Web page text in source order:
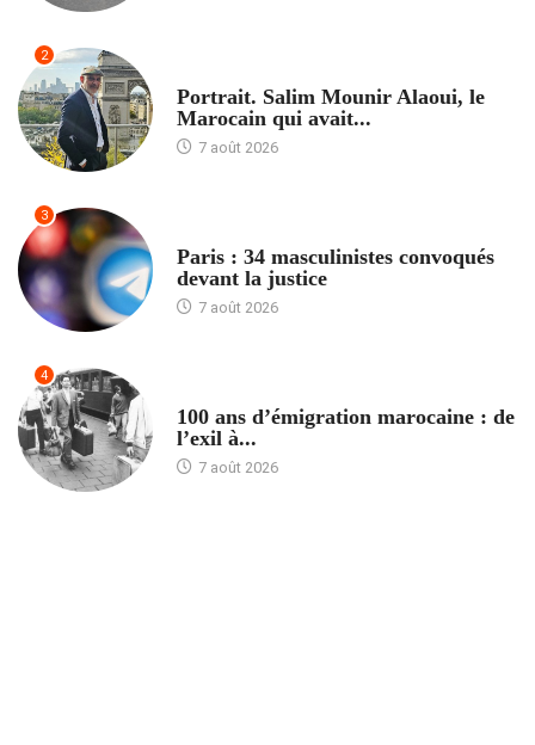
2
Portrait. Salim Mounir Alaoui, le
Marocain qui avait...
7 août 2026
3
Paris : 34 masculinistes convoqués
devant la justice
7 août 2026
4
100 ans d’émigration marocaine : de
l’exil à...
7 août 2026